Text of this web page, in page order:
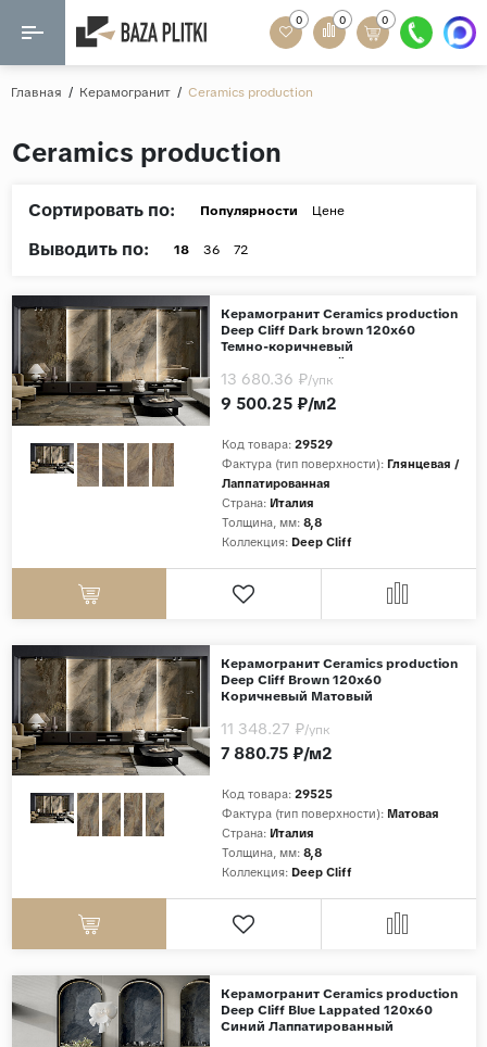
Назад
57x57
Камень
Оникс
Моноколор
Сатинированная
Карвинг
Структурная
Страны
Ламинат
Розетки и освещение
0 0 0
Главная / Керамогранит / Ceramics production
Ceramics production
Сортировать по: Популярности Цене
Выводить по: 18 36 72
Керамогранит Ceramics production
Deep Cliff Dark brown 120x60
Темно-коричневый
Лаппатированный
Код товара: 29529
Фактура (тип поверхности): Глянцевая /
Лаппатированная
Страна: Италия
Толщина, мм: 8,8
Коллекция: Deep Cliff
9 500.25 ₽/м2
13 680.36 ₽/упк
Керамогранит Ceramics production
Deep Cliff Brown 120x60
Коричневый Матовый
Код товара: 29525
Фактура (тип поверхности): Матовая
Страна: Италия
Толщина, мм: 8,8
Коллекция: Deep Cliff
7 880.75 ₽/м2
11 348.27 ₽/упк
Керамогранит Ceramics production
Deep Cliff Blue Lappated 120x60
Синий Лаппатированный